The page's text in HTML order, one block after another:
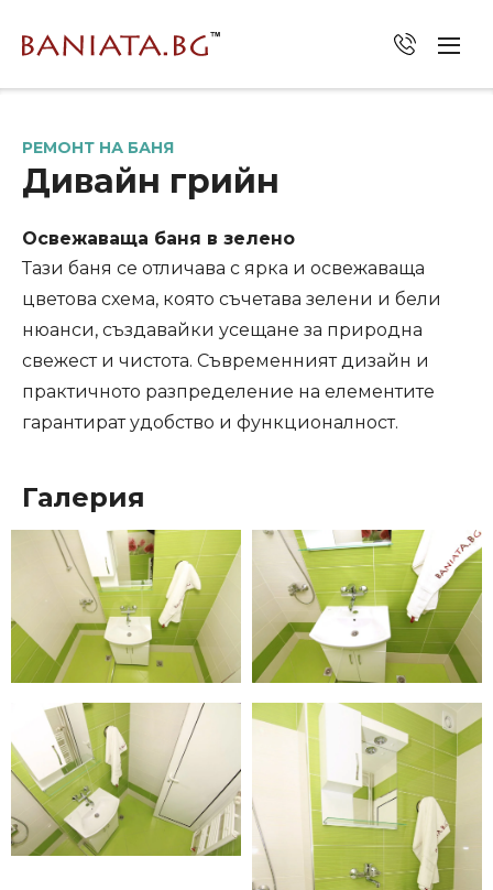
Baniata.bg: Ремонт на баня
РЕМОНТ НА БАНЯ
Дивайн грийн
Освежаваща баня в зелено
Тази баня се отличава с ярка и освежаваща
цветова схема, която съчетава зелени и бели
нюанси, създавайки усещане за природна
свежест и чистота. Съвременният дизайн и
практичното разпределение на елементите
гарантират удобство и функционалност.
Галерия